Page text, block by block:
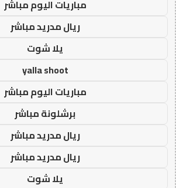
مباريات اليوم مباشر
ريال مدريد مباشر
يلا شوت
yalla shoot
مباريات اليوم مباشر
برشلونة مباشر
ريال مدريد مباشر
ريال مدريد مباشر
يلا شوت